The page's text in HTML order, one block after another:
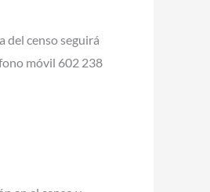
del censo seguirá
móvil 602 238